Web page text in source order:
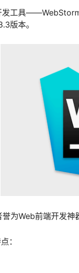
工具
版本。
为Web前端开发
：